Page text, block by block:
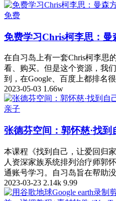
免费
免费学习Chris柯李思：曼
在自习岛上有一套Chris柯李思
看、购买。但是这个资源，我
到，在Google、百度上都排名
2023-05-03 1.66w
亲子
张德芬空间：郭怀慈·找
本课程《找到自己，让爱回归
人资深家族系统排列治疗师郭
通账号学习。自习岛旨在帮助
2023-03-23 2.14k 9.99